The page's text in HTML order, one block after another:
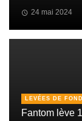
24 mai 2024
LEVÉES DE
Fantom lève